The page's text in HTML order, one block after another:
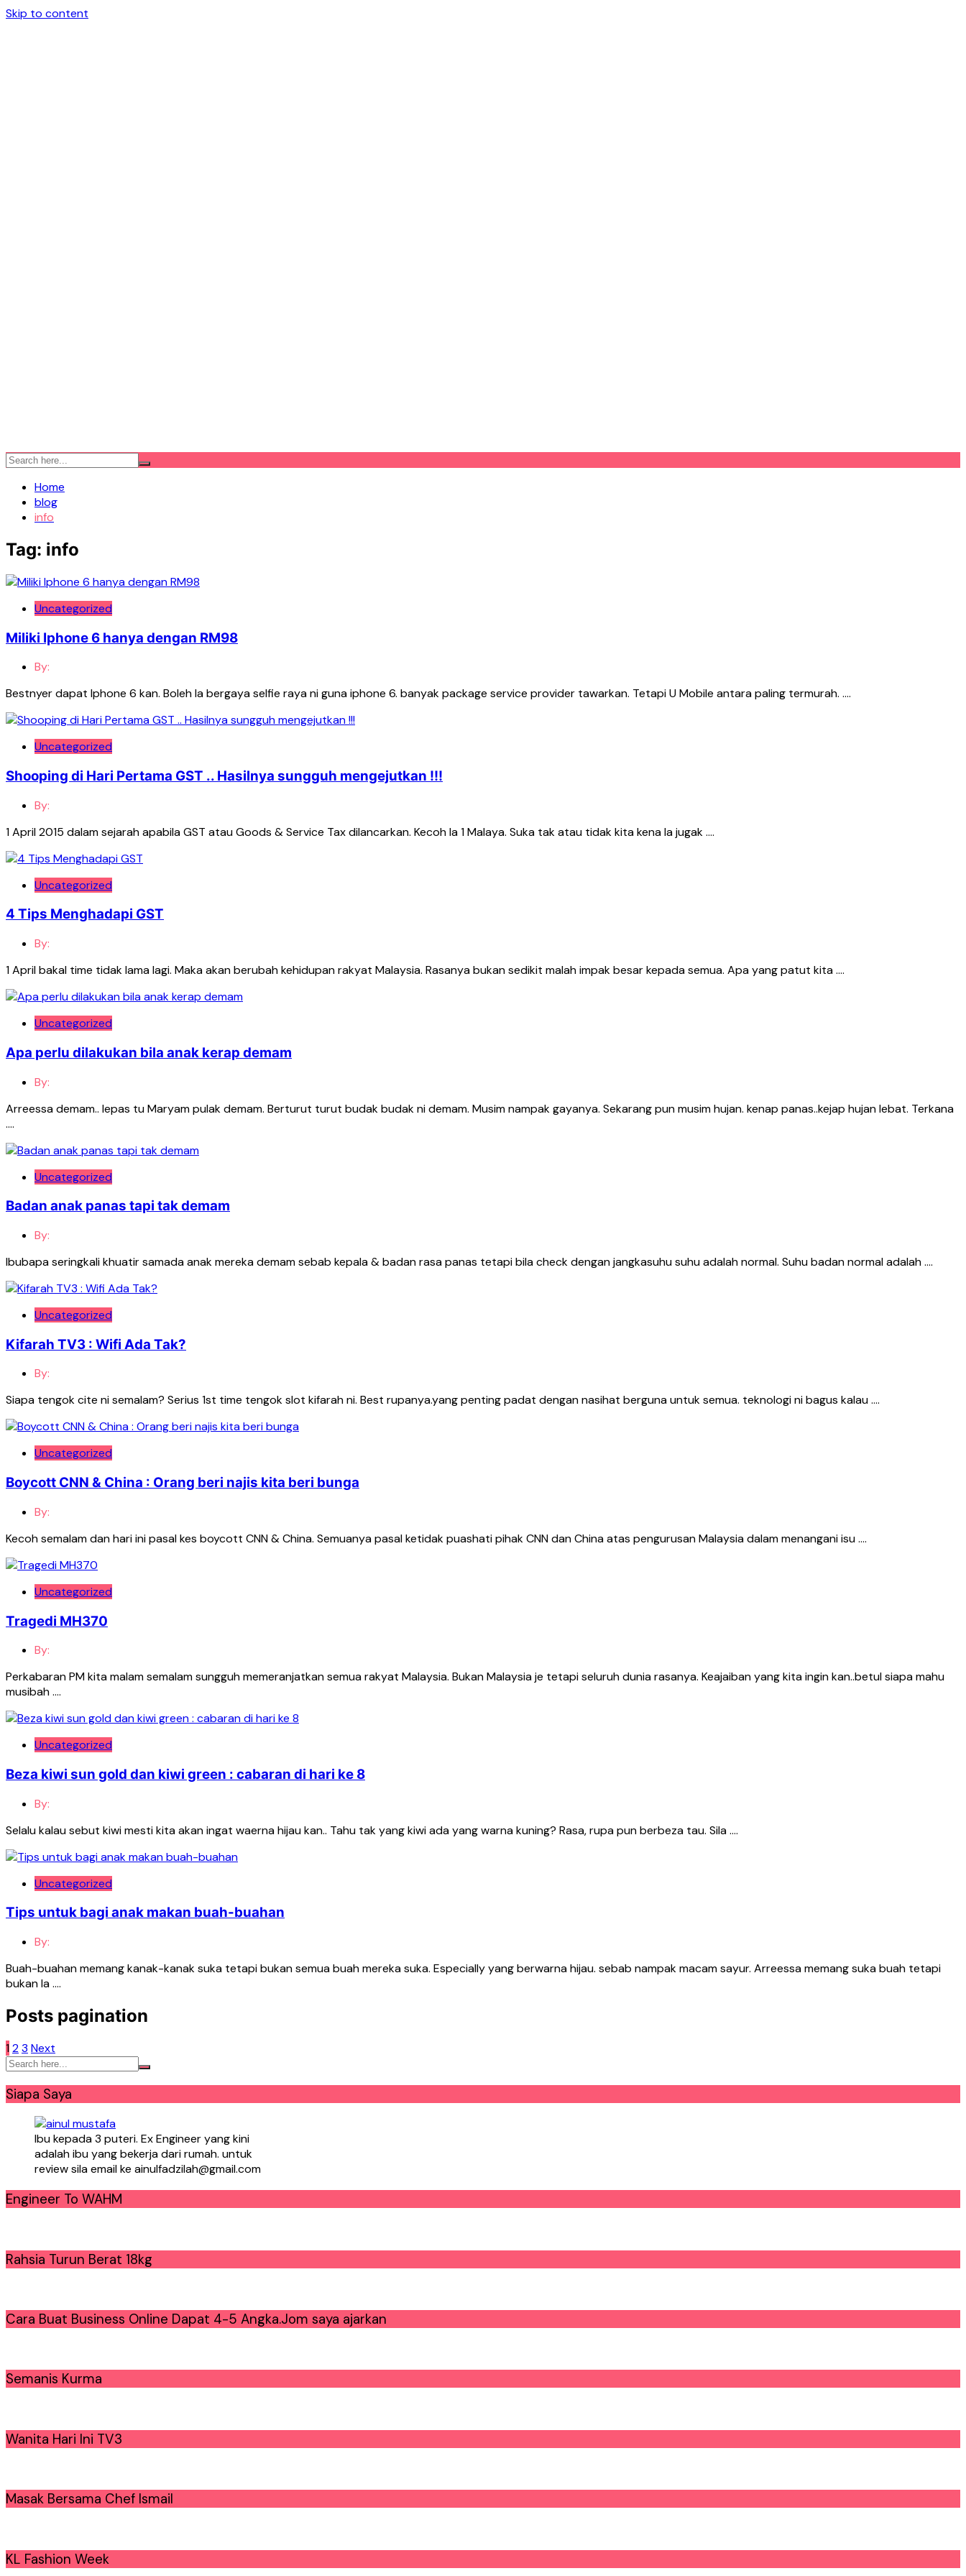
Skip to content
Home
blog
info
Tag: info
Uncategorized
Miliki Iphone 6 hanya dengan RM98
By:
Bestnyer dapat Iphone 6 kan. Boleh la bergaya selfie raya ni guna iphone 6. banyak package service provider tawarkan. Tetapi U Mobile antara paling termurah. ….
Uncategorized
Shooping di Hari Pertama GST .. Hasilnya sungguh mengejutkan !!!
By:
1 April 2015 dalam sejarah apabila GST atau Goods & Service Tax dilancarkan. Kecoh la 1 Malaya. Suka tak atau tidak kita kena la jugak ….
Uncategorized
4 Tips Menghadapi GST
By:
1 April bakal time tidak lama lagi. Maka akan berubah kehidupan rakyat Malaysia. Rasanya bukan sedikit malah impak besar kepada semua. Apa yang patut kita ….
Uncategorized
Apa perlu dilakukan bila anak kerap demam
By:
Arreessa demam.. lepas tu Maryam pulak demam. Berturut turut budak budak ni demam. Musim nampak gayanya. Sekarang pun musim hujan. kenap panas..kejap hujan lebat. Terkana
….
Uncategorized
Badan anak panas tapi tak demam
By:
Ibubapa seringkali khuatir samada anak mereka demam sebab kepala & badan rasa panas tetapi bila check dengan jangkasuhu suhu adalah normal. Suhu badan normal adalah ….
Uncategorized
Kifarah TV3 : Wifi Ada Tak?
By:
Siapa tengok cite ni semalam? Serius 1st time tengok slot kifarah ni. Best rupanya.yang penting padat dengan nasihat berguna untuk semua. teknologi ni bagus kalau ….
Uncategorized
Boycott CNN & China : Orang beri najis kita beri bunga
By:
Kecoh semalam dan hari ini pasal kes boycott CNN & China. Semuanya pasal ketidak puashati pihak CNN dan China atas pengurusan Malaysia dalam menangani isu ….
Uncategorized
Tragedi MH370
By:
Perkabaran PM kita malam semalam sungguh memeranjatkan semua rakyat Malaysia. Bukan Malaysia je tetapi seluruh dunia rasanya. Keajaiban yang kita ingin kan..betul siapa mahu
musibah ….
Uncategorized
Beza kiwi sun gold dan kiwi green : cabaran di hari ke 8
By:
Selalu kalau sebut kiwi mesti kita akan ingat waerna hijau kan.. Tahu tak yang kiwi ada yang warna kuning? Rasa, rupa pun berbeza tau. Sila ….
Uncategorized
Tips untuk bagi anak makan buah-buahan
By:
Buah-buahan memang kanak-kanak suka tetapi bukan semua buah mereka suka. Especially yang berwarna hijau. sebab nampak macam sayur. Arreessa memang suka buah tetapi
bukan la ….
Posts pagination
123 Next
Siapa Saya
Ibu kepada 3 puteri. Ex Engineer yang kini
adalah ibu yang bekerja dari rumah. untuk
review sila email ke ainulfadzilah@gmail.com
Engineer To WAHM
Rahsia Turun Berat 18kg
Cara Buat Business Online Dapat 4-5 Angka.Jom saya ajarkan
Semanis Kurma
Wanita Hari Ini TV3
Masak Bersama Chef Ismail
KL Fashion Week